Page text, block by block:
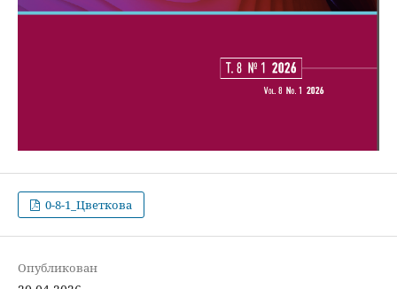
0-8-1_Цветкова
Опубликован